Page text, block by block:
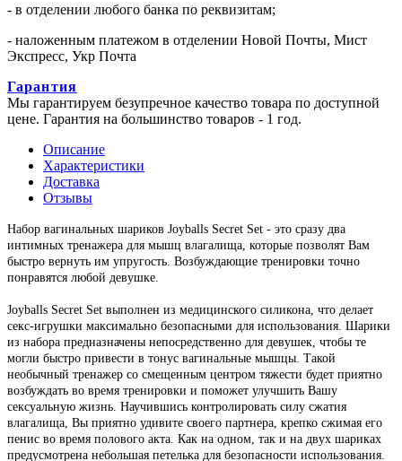
- в отделении любого банка по реквизитам;
- наложенным платежом в отделении Новой Почты, Мист
Экспресс, Укр Почта
Гарантия
Мы гарантируем безупречное качество товара по доступной
цене. Гарантия на большинство товаров - 1 год.
Описание
Характеристики
Доставка
Отзывы
Набор вагинальных шариков Joyballs Secret Set - это сразу два
интимных тренажера для мышц влагалища, которые позволят Вам
быстро вернуть им упругость. Возбуждающие тренировки точно
понравятся любой девушке.
Joyballs Secret Set выполнен из медицинского силикона, что делает
секс-игрушки максимально безопасными для использования. Шарики
из набора предназначены непосредственно для девушек, чтобы те
могли быстро привести в тонус вагинальные мышцы. Такой
необычный тренажер со смещенным центром тяжести будет приятно
возбуждать во время тренировки и поможет улучшить Вашу
сексуальную жизнь. Научившись контролировать силу сжатия
влагалища, Вы приятно удивите своего партнера, крепко сжимая его
пенис во время полового акта. Как на одном, так и на двух шариках
предусмотрена небольшая петелька для безопасности использования.